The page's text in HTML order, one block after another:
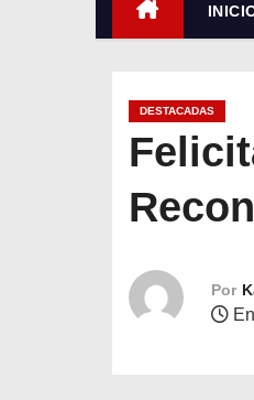
o
DESTACADAS
Por